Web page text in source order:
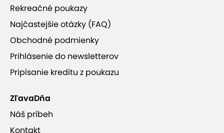
Rekreačné poukazy
Najčastejšie otázky (FAQ)
Obchodné podmienky
Prihlásenie do newsletterov
Pripísanie kreditu z poukazu
ZľavaDňa
Náš príbeh
Kontakt